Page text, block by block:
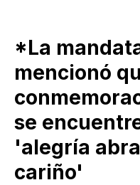
*La
mencionó
se
'alegría
cariño'